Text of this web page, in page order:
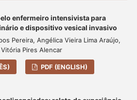
enfermeiro intensivista para
e dispositivo vesical invasivo
Pereira, Angélica Vieira Lima Araújo,
Pires Alencar
PDF (ENGLISH)